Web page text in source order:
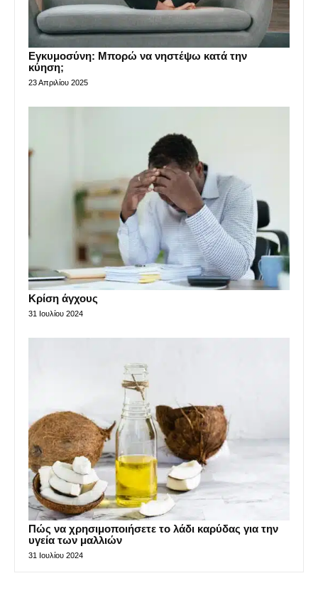
Εγκυμοσύνη: Μπορώ να νηστέψω κατά την
κύηση;
23 Απριλίου 2025
Κρίση άγχους
31 Ιουλίου 2024
Πώς να χρησιμοποιήσετε το λάδι καρύδας για την
υγεία των μαλλιών
31 Ιουλίου 2024